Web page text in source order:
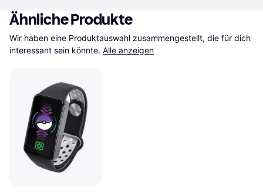
Ähnliche Produkte
Wir haben eine Produktauswahl zusammengestellt, die für dich
interessant sein könnte. Alle anzeigen